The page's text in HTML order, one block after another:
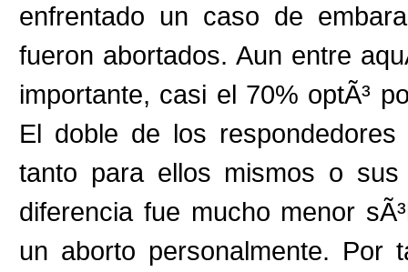
enfrentado un caso de
fueron abortados. Aun entre
importante, casi el 70% optÃ³
El doble de los
tanto para ellos mismos o
diferencia fue mucho menor
un aborto personalmente. Por